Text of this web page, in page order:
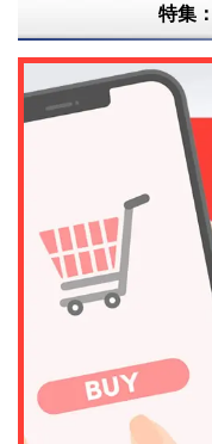
特集